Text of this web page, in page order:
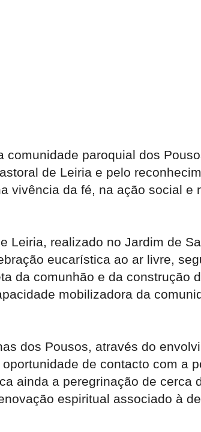
comunidade paroquial dos
de Leiria e pelo
vivência da fé, na ação social e
Leiria, realizado no Jardim de
eucarística ao ar livre,
da comunhão e da construção
mobilizadora da
dos Pousos, através do
de contacto com a
ainda a peregrinação de cerca
espiritual associado à